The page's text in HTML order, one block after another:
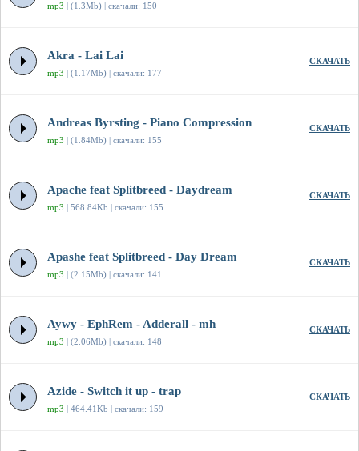
mp3 | (1.3Mb) | скачали: 150
Akra - Lai Lai
mp3 | (1.17Mb) | скачали: 177
СКАЧАТЬ
Andreas Byrsting - Piano Compression
mp3 | (1.84Mb) | скачали: 155
СКАЧАТЬ
Apache feat Splitbreed - Daydream
mp3 | 568.84Kb | скачали: 155
СКАЧАТЬ
Apashe feat Splitbreed - Day Dream
mp3 | (2.15Mb) | скачали: 141
СКАЧАТЬ
Aywy - EphRem - Adderall - mh
mp3 | (2.06Mb) | скачали: 148
СКАЧАТЬ
Azide - Switch it up - trap
mp3 | 464.41Kb | скачали: 159
СКАЧАТЬ